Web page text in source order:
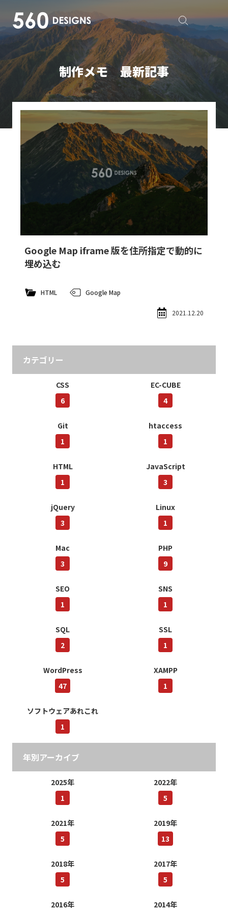
制作メモ 最新記事
Google Map iframe 版を住所指定で動的に
埋め込む
HTML Google Map
2021.12.20
カテゴリー
CSS
6
EC-CUBE
4
Git
1
htaccess
1
HTML
1
JavaScript
3
jQuery
3
Linux
1
Mac
3
PHP
9
SEO
1
SNS
1
SQL
2
SSL
1
WordPress
47
XAMPP
1
ソフトウェアあれこれ
1
年別アーカイブ
2025年
1
2022年
5
2021年
5
2019年
13
2018年
5
2017年
5
2016年 2014年